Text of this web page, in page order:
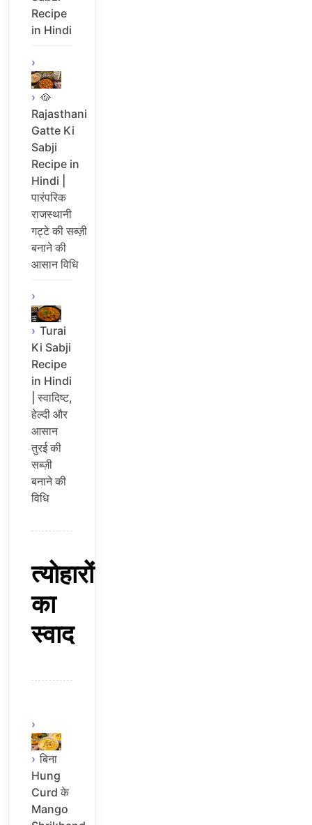
Recipe
in Hindi
🥘
Rajasthani
Gatte Ki
Sabji
Recipe in
Hindi |
पारंपरिक
राजस्थानी
गट्टे की सब्ज़ी
बनाने की
आसान विधि
Turai
Ki Sabji
Recipe
in Hindi
| स्वादिष्ट,
हेल्दी और
आसान
तुरई की
सब्ज़ी
बनाने की
विधि
त्योहारों
का
स्वाद
बिना
Hung
Curd के
Mango